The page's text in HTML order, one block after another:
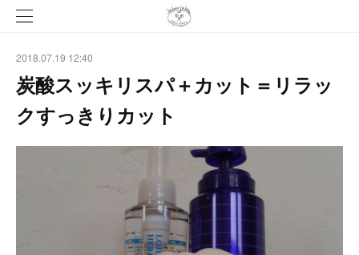
2018.07.19 12:40
炭酸スッキリスパ＋カット＝リラッ
クすっきりカット